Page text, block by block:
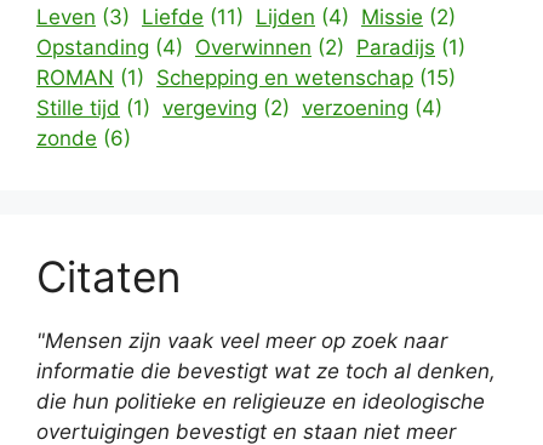
Leven (3) Liefde (11) Lijden (4) Missie (2)
Opstanding (4) Overwinnen (2) Paradijs (1)
ROMAN (1) Schepping en wetenschap (15)
Stille tijd (1) vergeving (2) verzoening (4)
zonde (6)
Citaten
"Mensen zijn vaak veel meer op zoek naar
informatie die bevestigt wat ze toch al denken,
die hun politieke en religieuze en ideologische
overtuigingen bevestigt en staan niet meer